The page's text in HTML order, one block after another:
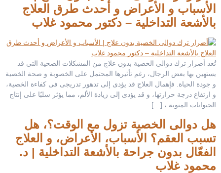
الأسباب و الأعراض و أحدث طرق العلاج
بالأشعة التداخلية – دكتور محمود غلاب
تُعد أضرار ترك دوالى الخصية بدون علاج من المشكلات الصحية التى قد
يستهين بها بعض الرجال، رغم تأثيرها المحتمل على الخصوبة و صحة الخصية
و جودة الحياة. فإهمال العلاج قد يؤدى إلى تدهور تدريجى فى كفاءة الخصية،
و ارتفاع درجة حرارتها، و قد يؤدى إلى زيادة الألم، مما يؤثر سلبًا على إنتاج
الحيوانات المنوية ، […]
هل دوالى الخصية تزول مع الوقت؟، هل
تسبب العقم؟ الأسباب، الأعراض، و العلاج
الفعّال بدون جراحة بالأشعة التداخلية | د.
محمود غلاب